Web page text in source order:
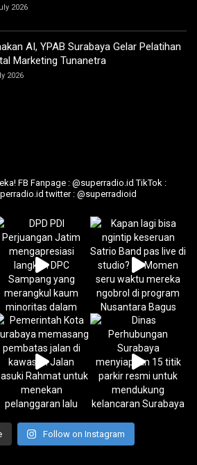
2026
AI, YPAB Surabaya Gelar Pelatihan
Marketing Tunanetra
2026
FB Fanpage : @superradio.id TikTok :
twitter : @superradioid
Follow on Instagram